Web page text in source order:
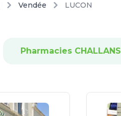
Vendée LUCON
Pharmacies CHALLANS